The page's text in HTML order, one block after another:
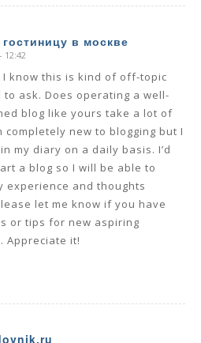
гостиницу в москве
12:42
I know this is kind of off-topic
to ask. Does operating a well-
blog like yours take a lot of
completely new to blogging but I
my diary on a daily basis. I’d
a blog so I will be able to
experience and thoughts
let me know if you have
or tips for new aspiring
Appreciate it!